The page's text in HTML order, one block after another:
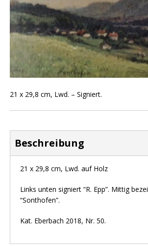
21 x 29,8 cm, Lwd. – Signiert.
Beschreibung
21 x 29,8 cm, Lwd. auf Holz
Links unten signiert “R. Epp”. Mittig
“Sonthofen”.
Kat. Eberbach 2018, Nr. 50.